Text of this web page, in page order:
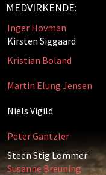
MEDVIRKENDE:
Inger Hovman
Kirsten Siggaard
Kristian Boland
Martin Elung Jensen
Niels Vigild
Peter Gantzler
Steen Stig Lommer
Susanne Breuning